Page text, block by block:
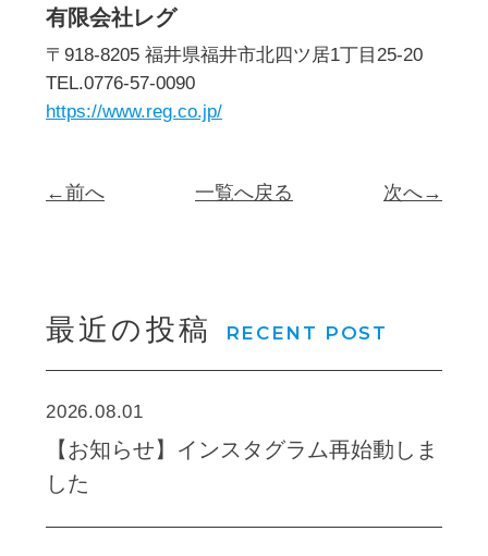
有限会社レグ
〒918-8205 福井県福井市北四ツ居1丁目25-20
TEL.0776-57-0090
https://www.reg.co.jp/
←前へ 一覧へ戻る 次へ→
最近の投稿 RECENT POST
2026.08.01
【お知らせ】インスタグラム再始動しま
した